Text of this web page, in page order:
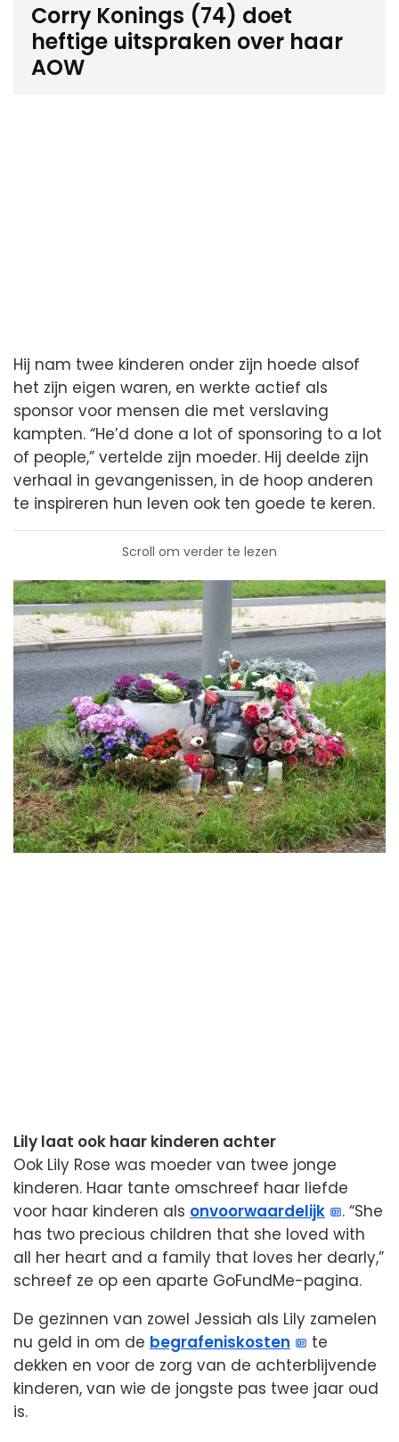
Corry Konings (74) doet
heftige uitspraken over haar
AOW
Hij nam twee kinderen onder zijn hoede alsof
het zijn eigen waren, en werkte actief als
sponsor voor mensen die met verslaving
kampten. “He’d done a lot of sponsoring to a lot
of people,” vertelde zijn moeder. Hij deelde zijn
verhaal in gevangenissen, in de hoop anderen
te inspireren hun leven ook ten goede te keren.
Scroll om verder te lezen
Lily laat ook haar kinderen achter
Ook Lily Rose was moeder van twee jonge
kinderen. Haar tante omschreef haar liefde
voor haar kinderen als onvoorwaardelijk
. “She
has two precious children that she loved with
all her heart and a family that loves her dearly,”
schreef ze op een aparte GoFundMe-pagina.
De gezinnen van zowel Jessiah als Lily zamelen
nu geld in om de begrafeniskosten
te
dekken en voor de zorg van de achterblijvende
kinderen, van wie de jongste pas twee jaar oud
is.